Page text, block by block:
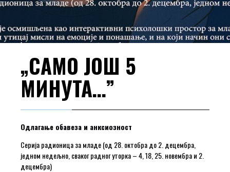
„САМО ЈОШ 5
МИНУТА…”
Одлагање обавеза и анксиозност
Серија радионица за младе (од 28. октобра до 2. децембра,
једном недељно, сваког радног уторка – 4, 18, 25. новембра и 2.
децембра)